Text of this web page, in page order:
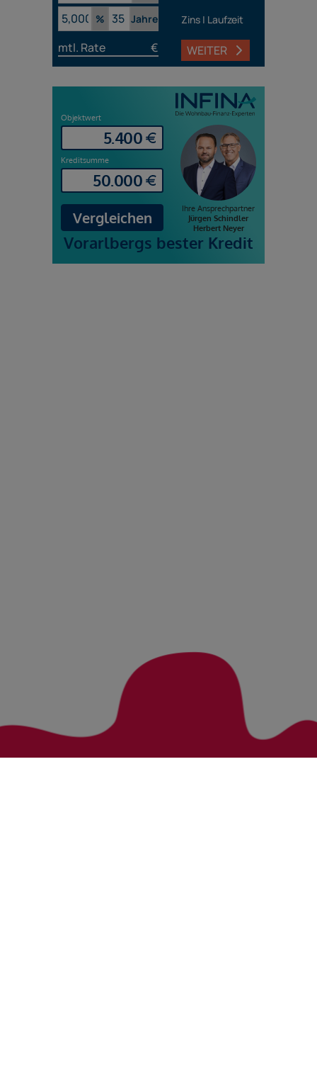
%
Jahre Zins | Laufzeit
mtl. Rate € WEITER